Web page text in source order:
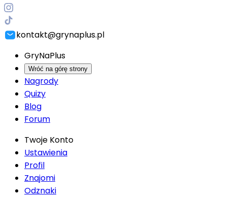
kontakt@grynaplus.pl
GryNaPlus
Wróć na górę strony
Nagrody
Quizy
Blog
Forum
Twoje Konto
Ustawienia
Profil
Znajomi
Odznaki